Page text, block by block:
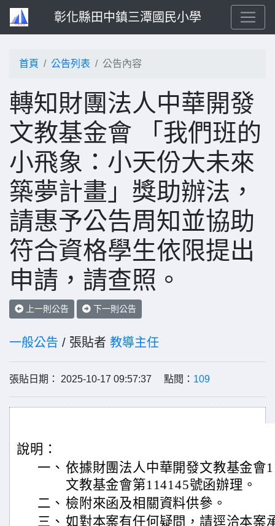
彰化縣田中鎮三潭國民小學
首頁 公告列表 公告內容
轉知財團法人中華開發
文教基金會 「我們班的
小飛象：小天份大未來
築夢計畫」獎助辦法，
請惠予公告周知並協助
符合資格學生依限提出
申請，請查照。
上一則公告 下一則公告
一般公告 / 張貼者 教導主任
張貼日期： 2025-10-17 09:57:37 點閱： 109
說明：
一、 依據財團法人中華開發文教基金會
文教基金會第114145號函辦理。
二、 檢附來函及相關資料供參。
三、 如對本案有任何疑問，請逕洽本案